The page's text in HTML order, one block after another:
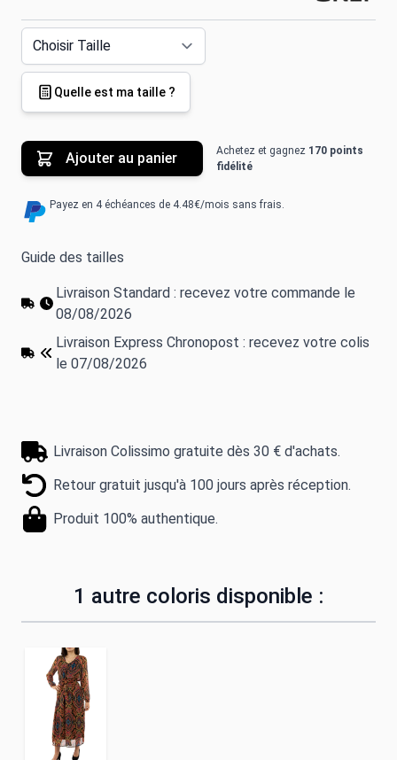
Quelle est ma taille ?
Ajouter au panier Achetez et gagnez 170 points
fidélité
Payez en 4 échéances de 4.48€/mois sans frais.
Guide des tailles
Livraison Standard : recevez votre commande le
08/08/2026
Livraison Express Chronopost : recevez votre colis
le 07/08/2026
Livraison Colissimo gratuite dès 30 € d'achats.
Retour gratuit jusqu'à 100 jours après réception.
Produit 100% authentique.
1 autre coloris disponible :